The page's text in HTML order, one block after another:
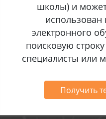
школы) и
использован
электронного
поисковую
специалисты или
Получить